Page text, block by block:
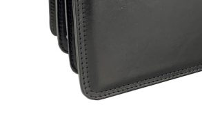
Dámske ruksaky
Kožené púzdra na karty
Pánske výrobky
Pánske diáre